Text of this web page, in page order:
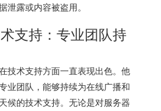
泄露或内容被盗用。
支持：专业团队持
技术支持方面一直表现出色。他
业团队，能够持续为在线广播和
候的技术支持。无论是对服务器